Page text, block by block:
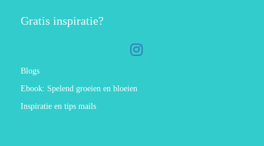
Gratis inspiratie?
Blogs
Ebook: Spelend groeien en bloeien
Inspiratie en tips mails